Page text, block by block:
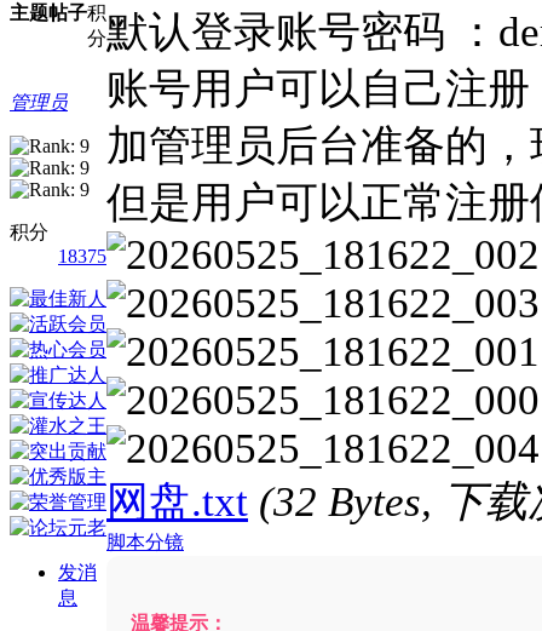
主题帖子积
分
管理员
积分
18375
发消
息
默认登录账号密码 ：
账号用户可以自己注
加管理员后台准备的
但是用户可以正常注册
网盘.txt (32 Bytes, 下
脚本分镜
温馨提示：